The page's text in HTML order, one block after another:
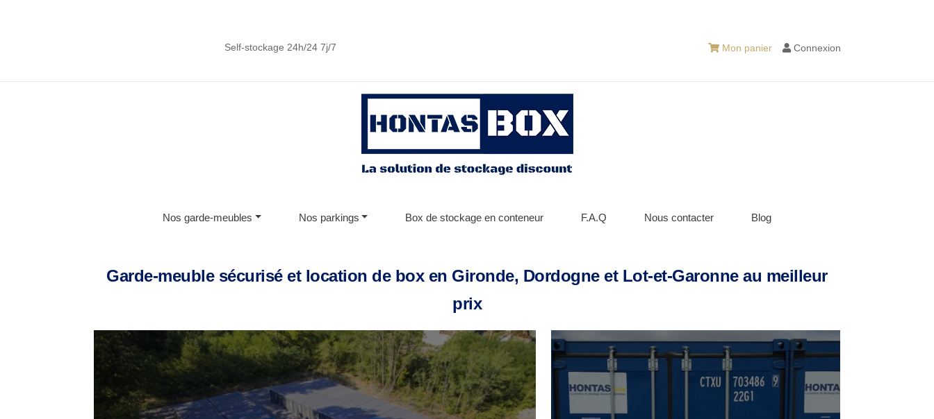
Self-stockage 24h/24 7j/7 Connexion
Mon panier
Nos garde-meubles Nos parkings Box de stockage en conteneur F.A.Q Nous contacter Blog
Garde-meuble sécurisé et location de box en Gironde, Dordogne et Lot-et-Garonne au meilleur
prix